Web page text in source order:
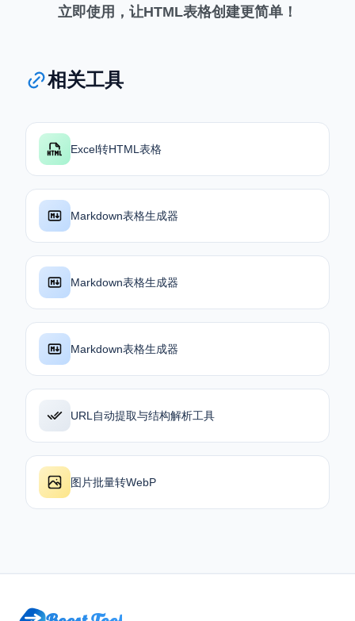
立即使用，让HTML表格创建更简单！
相关工具
Excel转HTML表格
Markdown表格生成器
Markdown表格生成器
Markdown表格生成器
URL自动提取与结构解析工具
图片批量转WebP